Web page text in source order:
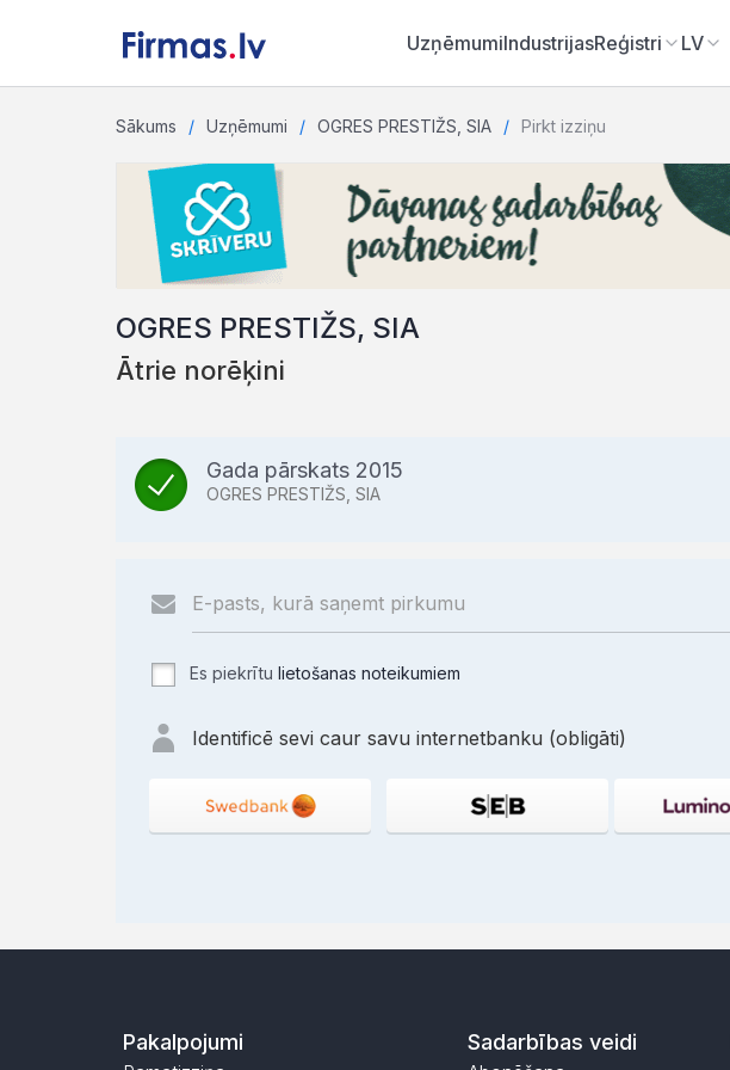
UzņēmumiIndustrijasReģistri LV
Sākums Uzņēmumi OGRES PRESTIŽS, SIA Pirkt izziņu
OGRES PRESTIŽS, SIA
Ātrie norēķini
Gada pārskats 2015
OGRES PRESTIŽS, SIA
Es piekrītu lietošanas noteikumiem
Identificē sevi caur savu internetbanku (obligāti)
Pakalpojumi Sadarbības veidi